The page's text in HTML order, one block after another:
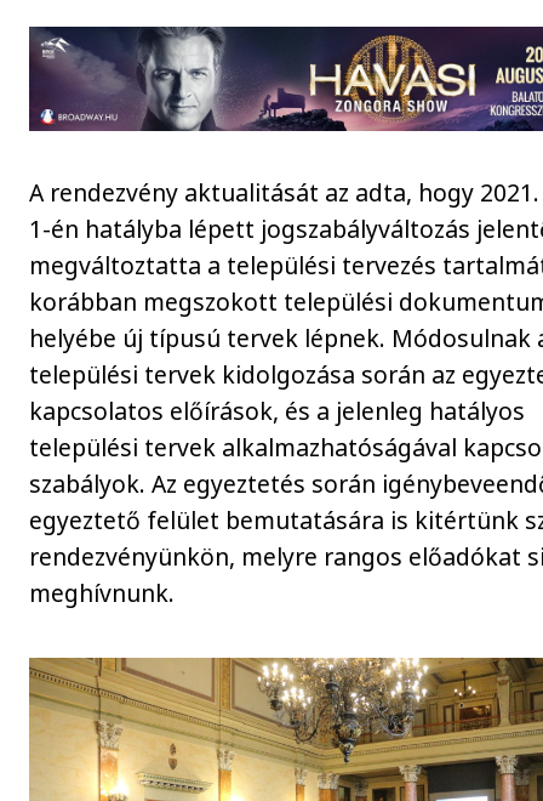
A rendezvény aktualitását az adta, hogy
1-én hatályba lépett jogszabályváltozás
megváltoztatta a települési tervezés
korábban megszokott települési
helyébe új típusú tervek lépnek. Módosulnak
települési tervek kidolgozása során az
kapcsolatos előírások, és a jelenleg hatályos
települési tervek alkalmazhatóságával
szabályok. Az egyeztetés során
egyeztető felület bemutatására is kitértünk
rendezvényünkön, melyre rangos előadókat
meghívnunk.